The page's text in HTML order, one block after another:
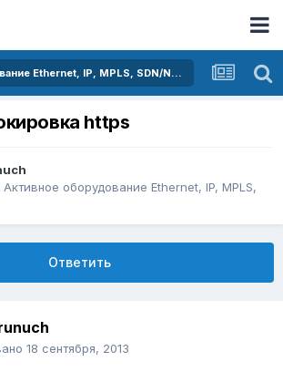
Активное оборудование Ethernet, IP, MPLS, SDN/NFV...
https
Активное оборудование Ethernet, IP, MPLS,
Ответить
18 сентября, 2013